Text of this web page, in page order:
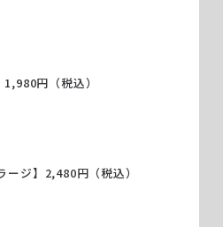
円（税込）
ジ】2,480円（税込）